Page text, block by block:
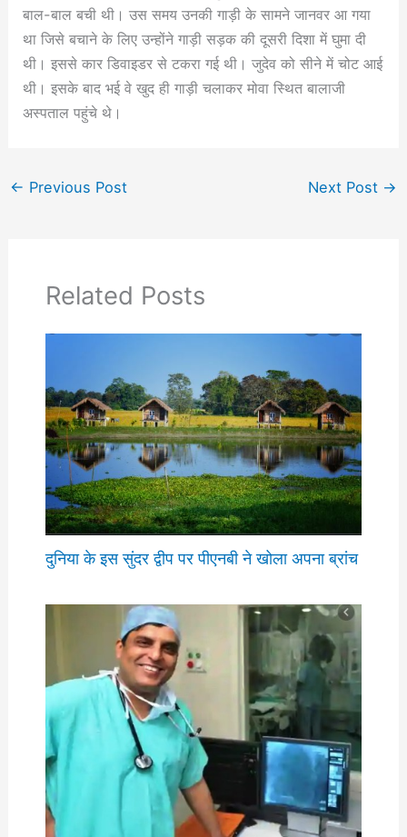
बाल-बाल बची थी। उस समय उनकी गाड़ी के सामने जानवर आ गया
था जिसे बचाने के लिए उन्होंने गाड़ी सड़क की दूसरी दिशा में घुमा दी
थी। इससे कार डिवाइडर से टकरा गई थी। जुदेव को सीने में चोट आई
थी। इसके बाद भई वे खुद ही गाड़ी चलाकर मोवा स्थित बालाजी
अस्पताल पहुंचे थे।
← Previous Post Next Post →
Related Posts
दुनिया के इस सुंदर द्वीप पर पीएनबी ने खोला अपना ब्रांच